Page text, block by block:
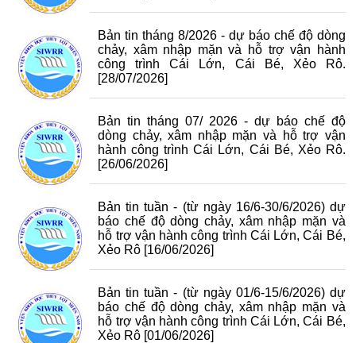
Bản tin tháng 8/2026 - dự báo chế độ dòng
chảy, xâm nhập mặn và hỗ trợ vận hành
công trình Cái Lớn, Cái Bé, Xẻo Rô.
[28/07/2026]
Bản tin tháng 07/ 2026 - dự báo chế độ
dòng chảy, xâm nhập mặn và hỗ trợ vận
hành công trình Cái Lớn, Cái Bé, Xẻo Rô.
[26/06/2026]
Bản tin tuần - (từ ngày 16/6-30/6/2026) dự
báo chế độ dòng chảy, xâm nhập mặn và
hỗ trợ vận hành công trình Cái Lớn, Cái Bé,
Xẻo Rô [16/06/2026]
Bản tin tuần - (từ ngày 01/6-15/6/2026) dự
báo chế độ dòng chảy, xâm nhập mặn và
hỗ trợ vận hành công trình Cái Lớn, Cái Bé,
Xẻo Rô [01/06/2026]